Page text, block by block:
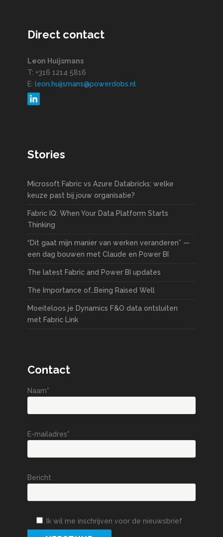
Direct contact
Leon Huijsmans
T: +316 1214 5816
E: leon.huijsmans@powerdobs.nl
Stories
Microsoft Fabric vs Azure Databricks: welke
keuze past bij jouw organisatie?
Fabric IQ: When Your Data Platform Starts
Thinking
“Dit gaat mijn manier van werken veranderen” —
een dag bouwen met Claude en Power BI
The latest Fabric and Power BI updates
The Importance of…Being Raised Well
Moeiteloos je Dynamics F&O data ontsluiten
met Fabric Link
Contact
Naam*
E-mailadres*
Bericht
Ik wil me inschrijven voor de nieuwsbrief